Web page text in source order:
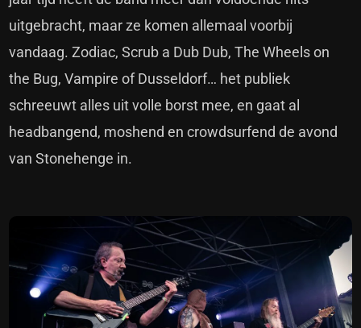
uitgebracht, maar ze komen allemaal voorbij
vandaag. Zodiac, Scrub a Dub Dub, The Wheels on
the Bug, Vampire of Dusseldorf… het publiek
schreeuwt alles uit volle borst mee, en gaat al
headbangend, moshend en crowdsurfend de avond
van Stonehenge in.